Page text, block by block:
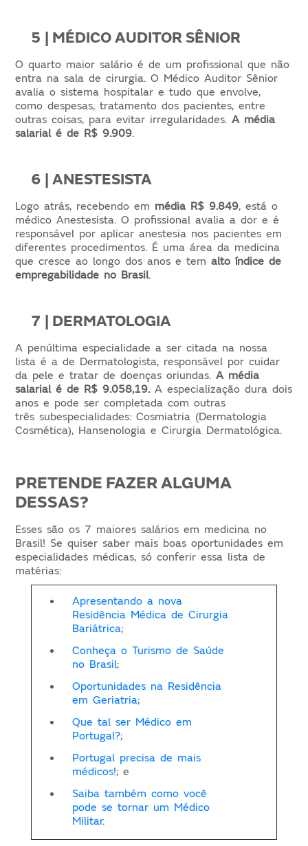
5 | MÉDICO AUDITOR SÊNIOR
O quarto maior salário é de um profissional que não
entra na sala de cirurgia. O Médico Auditor Sênior
avalia o sistema hospitalar e tudo que envolve,
como despesas, tratamento dos pacientes, entre
outras coisas, para evitar irregularidades.A média
salarial é de R$ 9.909.
6 | ANESTESISTA
Logo atrás, recebendo em média R$ 9.849, está o
médico Anestesista. O profissional avalia a dor e é
responsável por aplicar anestesia nos pacientes em
diferentes procedimentos. É uma área da medicina
que cresce ao longo dos anos e temalto índice de
empregabilidade no Brasil.
7 | DERMATOLOGIA
A penúltima especialidade a ser citada na nossa
lista é a de Dermatologista, responsável por cuidar
da pele e tratar de doenças oriundas.A média
salarial é de R$ 9.058,19.A especialização dura dois
anos e pode ser completada com outras
três subespecialidades: Cosmiatria (Dermatologia
Cosmética), Hansenologia e Cirurgia Dermatológica.
PRETENDE FAZER ALGUMA
DESSAS?
Esses são os 7 maiores salários em medicina no
Brasil! Se quiser saber mais boas oportunidades em
especialidades médicas, só conferir essa lista de
matérias:
Apresentando a nova
Residência Médica de Cirurgia
Bariátrica;
Conheça o Turismo de Saúde
no Brasil;
Oportunidades na Residência
em Geriatria;
Que tal ser Médico em
Portugal?;
Portugal precisa de mais
médicos!; e
Saiba também como você
pode se tornar um Médico
Militar.